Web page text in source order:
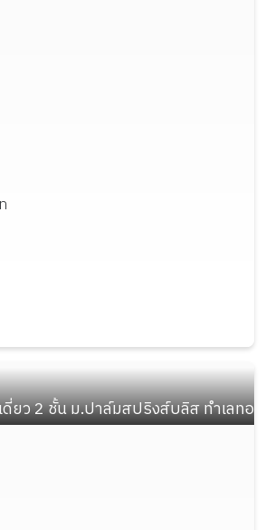
ยว 2 ชั้น ม.ปาล์มสปริงส์บลิส ทำเลทอ